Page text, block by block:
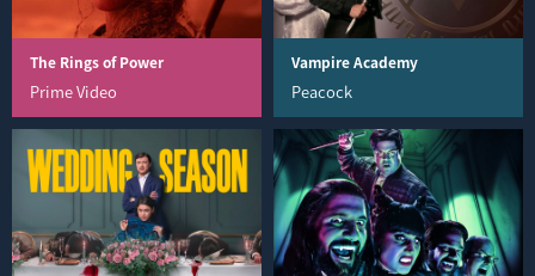
The Rings of Power
Prime Video
Vampire Academy
Peacock